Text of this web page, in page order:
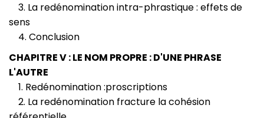
3. La redénomination intra-phrastique : effets de
sens
4. Conclusion
CHAPITRE V : LE NOM PROPRE : D'UNE PHRASE
L'AUTRE
1. Redénomination :proscriptions
2. La redénomination fracture la cohésion